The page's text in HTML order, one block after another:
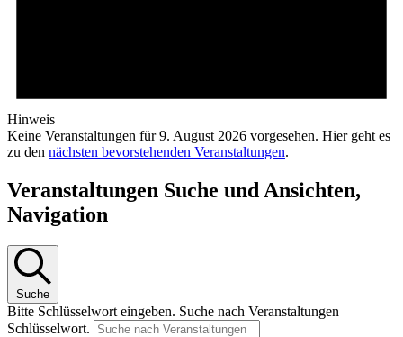
Hinweis
Keine Veranstaltungen für 9. August 2026 vorgesehen. Hier geht es
zu den nächsten bevorstehenden Veranstaltungen.
Veranstaltungen Suche und Ansichten,
Navigation
Suche
Bitte Schlüsselwort eingeben. Suche nach Veranstaltungen
Schlüsselwort.